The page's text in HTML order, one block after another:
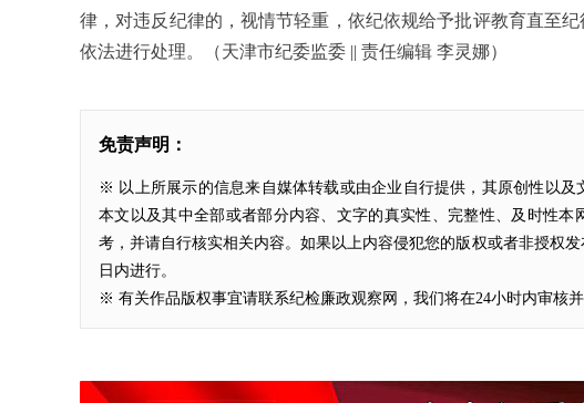
律，对违反纪律的，视情节轻重，依纪依规给予批评教育直至
依法进行处理。（天津市纪委监委 || 责任编辑 李灵娜）
免责声明：
※ 以上所展示的信息来自媒体转载或由企业自行提供，其原创性以及
本文以及其中全部或者部分内容、文字的真实性、完整性、及时性本
考，并请自行核实相关内容。如果以上内容侵犯您的版权或者非授权
日内进行。
※ 有关作品版权事宜请联系纪检廉政观察网，我们将在24小时内审核并